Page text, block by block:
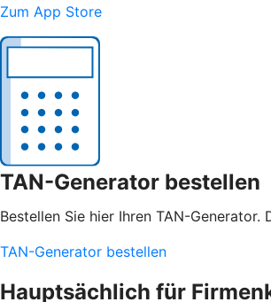
Zum App Store
TAN-Generator bestellen
Bestellen Sie hier Ihren TAN-
TAN-Generator bestellen
Hauptsächlich für